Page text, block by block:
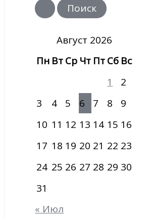
и
с
Август 2026
Пн ВтСр Чт ПтСб Вс
1
2
3
4 5 6 7 8
9
10 11 12 13 14 15 16
17 18 19 20 21 22 23
24 25 26 27 28 29 30
31
« Июл